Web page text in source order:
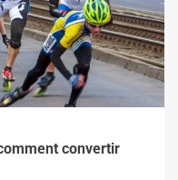
convertir